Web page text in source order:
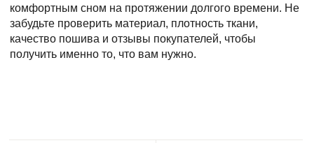
комфортным сном на протяжении долгого времени. Не
забудьте проверить материал, плотность ткани,
качество пошива и отзывы покупателей, чтобы
получить именно то, что вам нужно.